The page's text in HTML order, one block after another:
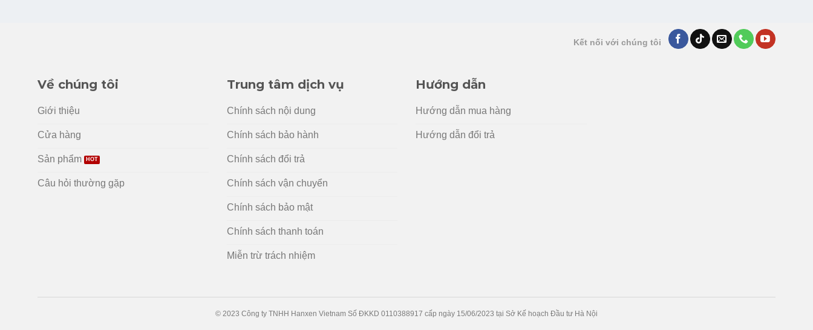
Kết nối với chúng tôi
Về chúng tôi
Giới thiệu
Cửa hàng
Sản phẩm
Câu hỏi thường gặp
Trung tâm dịch vụ
Chính sách nội dung
Chính sách bảo hành
Chính sách đổi trả
Chính sách vận chuyển
Chính sách bảo mật
Chính sách thanh toán
Miễn trừ trách nhiệm
Hướng dẫn
Hướng dẫn mua hàng
Hướng dẫn đổi trả
© 2023 Công ty TNHH Hanxen Vietnam Số ĐKKD 0110388917 cấp ngày 15/06/2023 tại Sở Kế hoạch Đầu tư Hà Nội